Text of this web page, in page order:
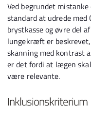
Ved begrundet
standard at udrede
brystkasse og øvre del
lungekræft er beskrevet,
skanning med kontrast
er det fordi at lægen
være relevante.
Inklusionskriterium